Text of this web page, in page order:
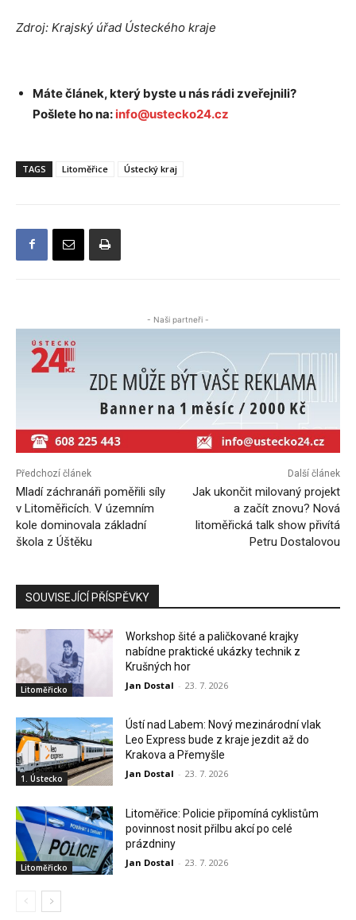
Zdroj: Krajský úřad Ústeckého kraje
Máte článek, který byste u nás rádi zveřejnili?
Pošlete ho na: info@ustecko24.cz
TAGS Litoměřice Ústecký kraj
- Naši partneři -
Předchozí článek
Mladí záchranáři poměřili síly
v Litoměřicích. V územním
kole dominovala základní
škola z Úštěku
Další článek
Jak ukončit milovaný projekt
a začít znovu? Nová
litoměřická talk show přivítá
Petru Dostalovou
SOUVISEJÍCÍ PŘÍSPĚVKY
Litoměřicko
Workshop šité a paličkované krajky
nabídne praktické ukázky technik z
Krušných hor
Jan Dostal - 23. 7. 2026
1. Ústecko
Ústí nad Labem: Nový mezinárodní vlak
Leo Express bude z kraje jezdit až do
Krakova a Přemyšle
Jan Dostal - 23. 7. 2026
Litoměřicko
Litoměřice: Policie připomíná cyklistům
povinnost nosit přilbu akcí po celé
prázdniny
Jan Dostal - 23. 7. 2026